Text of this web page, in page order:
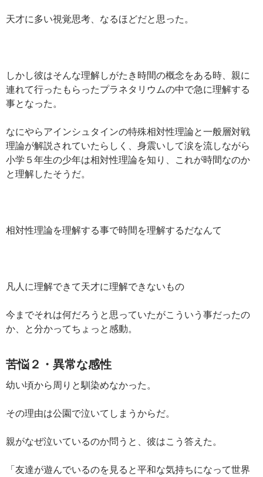
天才に多い視覚思考、なるほどだと思った。
しかし彼はそんな理解しがたき時間の概念をある時、親に
連れて行ったもらったプラネタリウムの中で急に理解する
事となった。
なにやらアインシュタインの特殊相対性理論と一般層対戦
理論が解説されていたらしく、身震いして涙を流しながら
小学５年生の少年は相対性理論を知り、これが時間なのか
と理解したそうだ。
相対性理論を理解する事で時間を理解するだなんて
凡人に理解できて天才に理解できないもの
今までそれは何だろうと思っていたがこういう事だったの
か、と分かってちょっと感動。
苦悩２・異常な感性
幼い頃から周りと馴染めなかった。
その理由は公園で泣いてしまうからだ。
親がなぜ泣いているのか問うと、彼はこう答えた。
「友達が遊んでいるのを見ると平和な気持ちになって世界